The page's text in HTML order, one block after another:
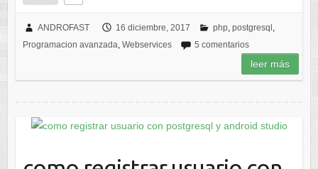
ANDROFAST 16 diciembre, 2017 php, postgresql
Programacion avanzada Webservices 5 comentarios
leer más